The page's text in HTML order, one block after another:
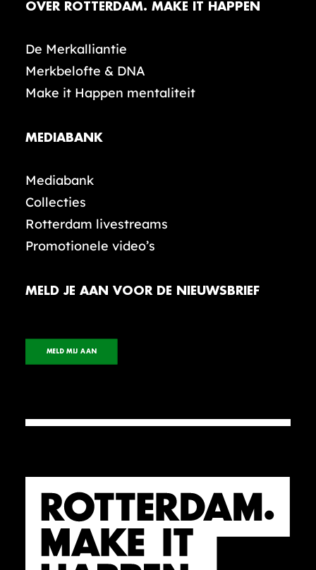
OVER ROTTERDAM. MAKE IT HAPPEN
De Merkalliantie
Merkbelofte & DNA
Make it Happen mentaliteit
MEDIABANK
Mediabank
Collecties
Rotterdam livestreams
Promotionele video’s
MELD JE AAN VOOR DE NIEUWSBRIEF
MELD MIJ AAN